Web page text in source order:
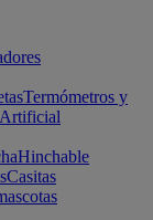
Termómetros y
Hinchable
Casitas